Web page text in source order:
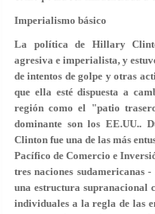
Imperialismo básico
La política de Hillary
agresiva e imperialista, y
de intentos de golpe y otras
que ella esté dispuesta a
región como el "patio
dominante son los EE.UU..
Clinton fue una de las más
Pacífico de Comercio e
tres naciones sudamericanas
una estructura supranacional
individuales a la regla de las